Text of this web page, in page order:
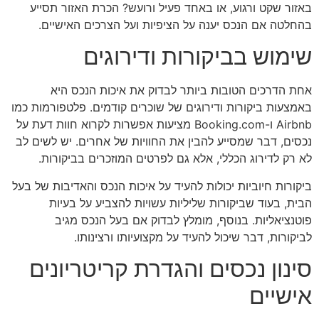
באזור שקט ורגוע, או באחד פעיל ורועש? הכרת האזור תסייע
בהחלטה אם הנכס יענה על הציפיות ועל הצרכים האישיים.
שימוש בביקורות ודירוגים
אחת הדרכים הטובות ביותר לבדוק את איכות הנכס היא
באמצעות ביקורות ודירוגים של שוכרים קודמים. פלטפורמות כמו
Airbnb ו-Booking.com מציעות אפשרות לקרוא חוות דעת על
נכסים, דבר שמסייע להבין את החוויות של אחרים. יש לשים לב
לא רק לדירוג הכללי, אלא גם לפרטים המוזכרים בביקורות.
ביקורות חיוביות יכולות להעיד על איכות הנכס והאדיבות של בעל
הבית, בעוד שביקורות שליליות עשויות להצביע על בעיות
פוטנציאליות. בנוסף, מומלץ לבדוק אם בעל הנכס מגיב
לביקורות, דבר שיכול להעיד על מקצועיותו ורצינותו.
סינון נכסים והגדרת קריטריונים
אישיים